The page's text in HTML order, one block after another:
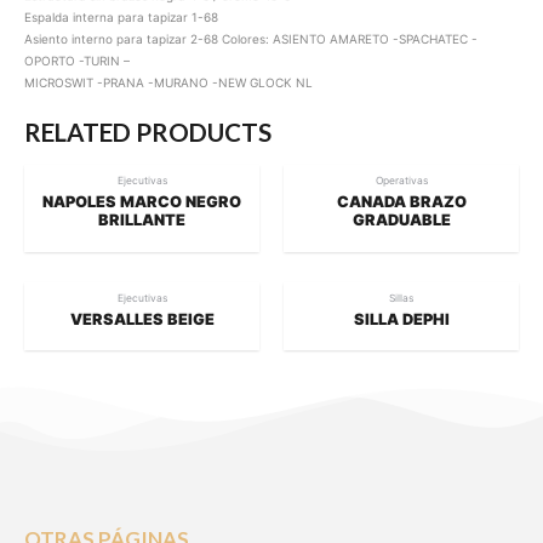
Espalda interna para tapizar 1-68
Asiento interno para tapizar 2-68 Colores: ASIENTO AMARETO -SPACHATEC -
OPORTO -TURIN –
MICROSWIT -PRANA -MURANO -NEW GLOCK NL
RELATED PRODUCTS
Ejecutivas
NAPOLES MARCO NEGRO
BRILLANTE
Operativas
CANADA BRAZO
GRADUABLE
Ejecutivas
VERSALLES BEIGE
Sillas
SILLA DEPHI